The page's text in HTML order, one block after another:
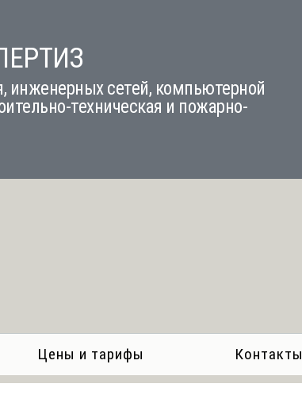
инженерных сетей, компьютерной
техническая и пожарно-
Цены и тарифы Контакты